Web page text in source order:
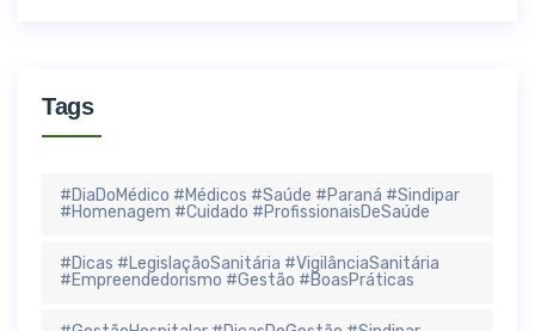
Tags
#DiaDoMédico #Médicos #Saúde #Paraná #Sindipar
#Homenagem #Cuidado #ProfissionaisDeSaúde
#Dicas #LegislaçãoSanitária #VigilânciaSanitária
#Empreendedorismo #Gestão #BoasPráticas